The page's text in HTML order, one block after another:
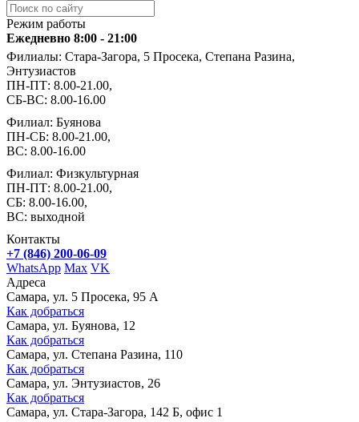
Режим работы
Ежедневно 8:00 - 21:00
Филиалы: Стара-Загора, 5 Просека, Степана Разина,
Энтузиастов
ПН-ПТ: 8.00-21.00,
СБ-ВС: 8.00-16.00
Филиал: Буянова
ПН-СБ: 8.00-21.00,
ВС: 8.00-16.00
Филиал: Физкультурная
ПН-ПТ: 8.00-21.00,
СБ: 8.00-16.00,
ВС: выходной
Контакты
+7 (846) 200-06-09
WhatsApp Max VK
Адреса
Самара, ул. 5 Просека, 95 А
Как добраться
Самара, ул. Буянова, 12
Как добраться
Самара, ул. Степана Разина, 110
Как добраться
Самара, ул. Энтузиастов, 26
Как добраться
Самара, ул. Стара-Загора, 142 Б, офис 1